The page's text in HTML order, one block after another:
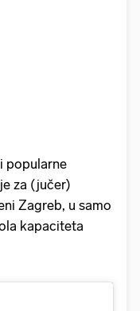
popularne
za (jučer)
Zagreb, u samo
kapaciteta